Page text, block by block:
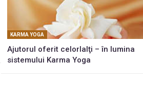
KARMA YOGA
Ajutorul oferit celorlalţi – în lumina
sistemului Karma Yoga